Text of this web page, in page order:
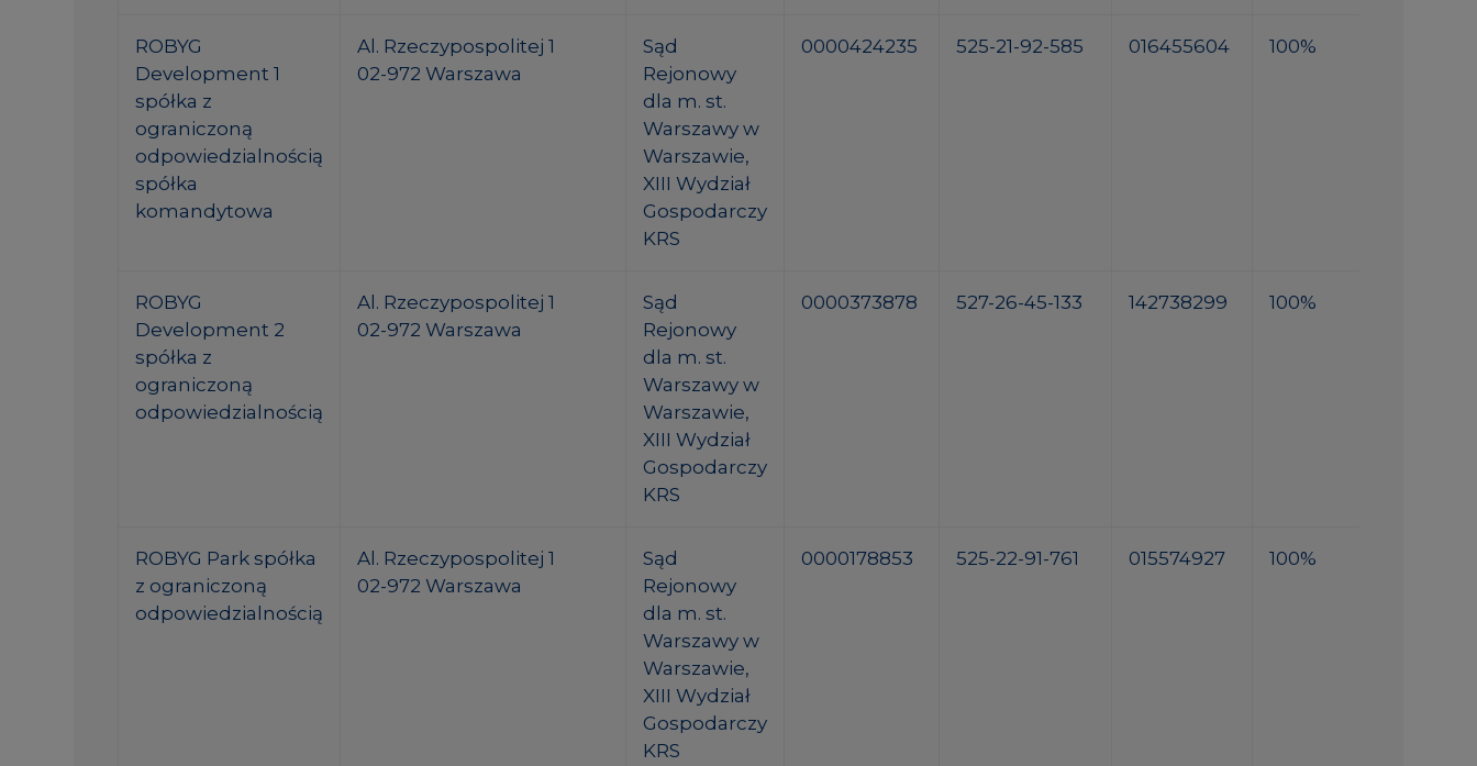
ROBYG
Development 1
spółka z
ograniczoną
odpowiedzialnością
spółka
komandytowa
Al. Rzeczypospolitej 1
02-972 Warszawa
Sąd
Rejonowy
dla m. st.
Warszawy w
Warszawie,
XIII Wydział
Gospodarczy
KRS
0000424235 525-21-92-585 016455604 100%
ROBYG
Development 2
spółka z
ograniczoną
odpowiedzialnością
Al. Rzeczypospolitej 1
02-972 Warszawa
Sąd
Rejonowy
dla m. st.
Warszawy w
Warszawie,
XIII Wydział
Gospodarczy
KRS
0000373878 527-26-45-133 142738299 100%
ROBYG Park spółka
z ograniczoną
odpowiedzialnością
Al. Rzeczypospolitej 1
02-972 Warszawa
Sąd
Rejonowy
dla m. st.
Warszawy w
Warszawie,
XIII Wydział
Gospodarczy
KRS
0000178853 525-22-91-761 015574927 100%